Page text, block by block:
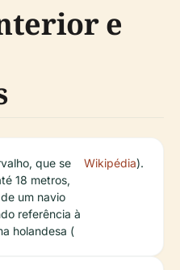
e
que se
18 metros,
um navio
referência à
holandesa (
Wikipédia).